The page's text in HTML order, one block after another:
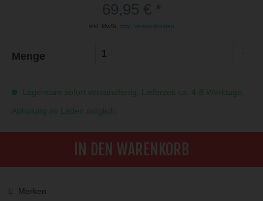
inkl. MwSt. zzgl. Versandkosten
Menge
Lagerware sofort versandfertig. Lieferzeit ca. 4-8 Werktage.
Abholung im Laden möglich.
IN DEN WARENKORB
Merken